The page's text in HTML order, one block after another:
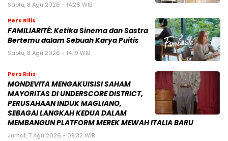
Sabtu, 8 Agu 2026 - 14:26 WIB
Pers Rilis
FAMILIARITÉ: Ketika Sinema dan Sastra
Bertemu dalam Sebuah Karya Puitis
Sabtu, 8 Agu 2026 - 14:19 WIB
Pers Rilis
MONDEVITA MENGAKUISISI SAHAM
MAYORITAS DI UNDERSCORE DISTRICT,
PERUSAHAAN INDUK MAGLIANO,
SEBAGAI LANGKAH KEDUA DALAM
MEMBANGUN PLATFORM MEREK MEWAH ITALIA BARU
Jumat, 7 Agu 2026 - 09:32 WIB